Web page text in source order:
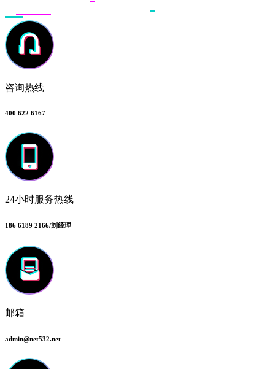
咨询热线
400 622 6167
24小时服务热线
186 6189 2166/刘经理
邮箱
admin@net532.net